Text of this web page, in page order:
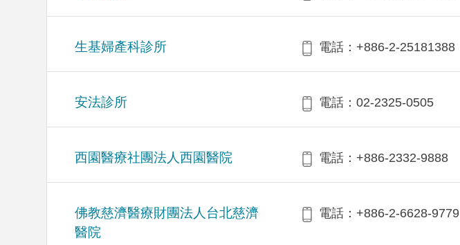
生基婦產科診所 電話：+886-2-25181388
安法診所 電話：02-2325-0505
西園醫療社團法人西園醫院 電話：+886-2332-9888
佛教慈濟醫療財團法人台北慈濟
醫院
電話：+886-2-6628-9779